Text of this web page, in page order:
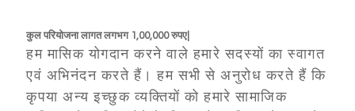
कुल परियोजना लागत लगभग 1,00,000 रुपए|
हम मासिक योगदान करने वाले हमारे सदस्यों का स्वागत
एवं अभिनंदन करते हैं। हम सभी से अनुरोध करते हैं कि
कृपया अन्य इच्छुक व्यक्तियों को हमारे सामाजिक